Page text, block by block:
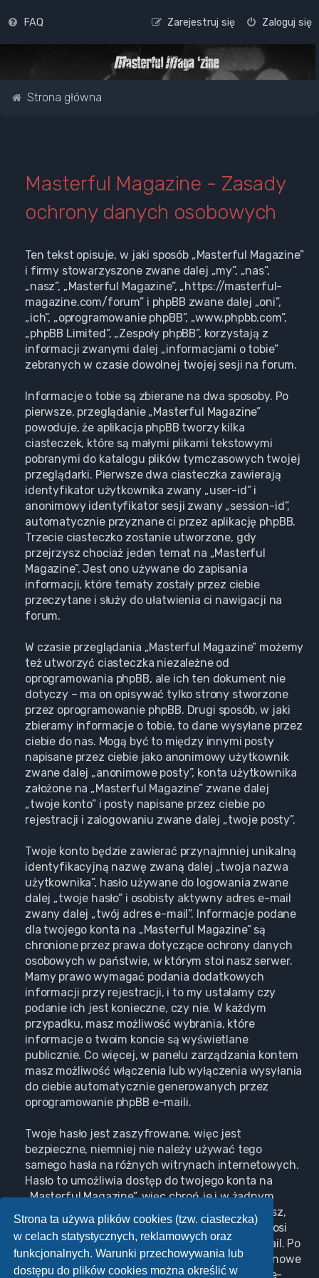
Strona ta używa plików cookies (tzw. ciasteczka)
w celach statystycznych, reklamowych oraz
funkcjonalnych. Warunki przechowywania lub
dostępu do plików cookies można określić w
FAQ Zaloguj się
Zarejestruj się
Strona główna
Masterful Magazine - Zasady
ochrony danych osobowych
Ten tekst opisuje, w jaki sposób „Masterful Magazine”
i firmy stowarzyszone zwane dalej „my”, „nas”,
„nasz”, „Masterful Magazine”, „https://masterful-
magazine.com/forum” i phpBB zwane dalej „oni”,
„ich”, „oprogramowanie phpBB”, „www.phpbb.com”,
„phpBB Limited”, „Zespoły phpBB”, korzystają z
informacji zwanymi dalej „informacjami o tobie”
zebranych w czasie dowolnej twojej sesji na forum.
Informacje o tobie są zbierane na dwa sposoby. Po
pierwsze, przeglądanie „Masterful Magazine”
powoduje, że aplikacja phpBB tworzy kilka
ciasteczek, które są małymi plikami tekstowymi
pobranymi do katalogu plików tymczasowych twojej
przeglądarki. Pierwsze dwa ciasteczka zawierają
identyfikator użytkownika zwany „user-id” i
anonimowy identyfikator sesji zwany „session-id”,
automatycznie przyznane ci przez aplikację phpBB.
Trzecie ciasteczko zostanie utworzone, gdy
przejrzysz chociaż jeden temat na „Masterful
Magazine”. Jest ono używane do zapisania
informacji, które tematy zostały przez ciebie
przeczytane i służy do ułatwienia ci nawigacji na
forum.
W czasie przeglądania „Masterful Magazine” możemy
też utworzyć ciasteczka niezależne od
oprogramowania phpBB, ale ich ten dokument nie
dotyczy – ma on opisywać tylko strony stworzone
przez oprogramowanie phpBB. Drugi sposób, w jaki
zbieramy informacje o tobie, to dane wysyłane przez
ciebie do nas. Mogą być to między innymi posty
napisane przez ciebie jako anonimowy użytkownik
zwane dalej „anonimowe posty”, konta użytkownika
założone na „Masterful Magazine” zwane dalej
„twoje konto” i posty napisane przez ciebie po
rejestracji i zalogowaniu zwane dalej „twoje posty”.
Twoje konto będzie zawierać przynajmniej unikalną
identyfikacyjną nazwę zwaną dalej „twoja nazwa
użytkownika”, hasło używane do logowania zwane
dalej „twoje hasło” i osobisty aktywny adres e-mail
zwany dalej „twój adres e-mail”. Informacje podane
dla twojego konta na „Masterful Magazine” są
chronione przez prawa dotyczące ochrony danych
osobowych w państwie, w którym stoi nasz serwer.
Mamy prawo wymagać podania dodatkowych
informacji przy rejestracji, i to my ustalamy czy
podanie ich jest konieczne, czy nie. W każdym
przypadku, masz możliwość wybrania, które
informacje o twoim koncie są wyświetlane
publicznie. Co więcej, w panelu zarządzania kontem
masz możliwość włączenia lub wyłączenia wysyłania
do ciebie automatycznie generowanych przez
oprogramowanie phpBB e-maili.
Twoje hasło jest zaszyfrowane, więc jest
bezpieczne, niemniej nie należy używać tego
samego hasła na różnych witrynach internetowych.
Hasło to umożliwia dostęp do twojego konta na
„Masterful Magazine”, więc chroń je i w żadnym
wypadku nie podawaj
nikomu . Jeśli je zapomnisz,
użyj funkcji „Nie pamiętam hasła”. Witryna poprosi
cię o podanie nazwy użytkownika i adresu e-mail. Po
podaniu tych danych zostanie wygenerowane nowe
hasło i przesłane na podany przez ciebie adres e-